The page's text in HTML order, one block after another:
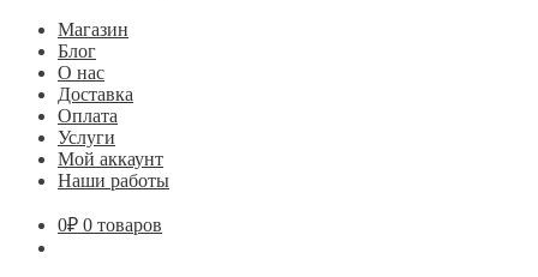
Магазин
Блог
О нас
Доставка
Оплата
Услуги
Мой аккаунт
Наши работы
0₽ 0 товаров